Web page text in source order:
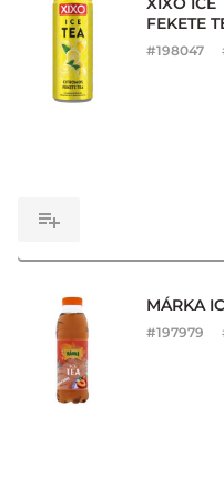
FEKETE
#198047
MÁRKA
#197979